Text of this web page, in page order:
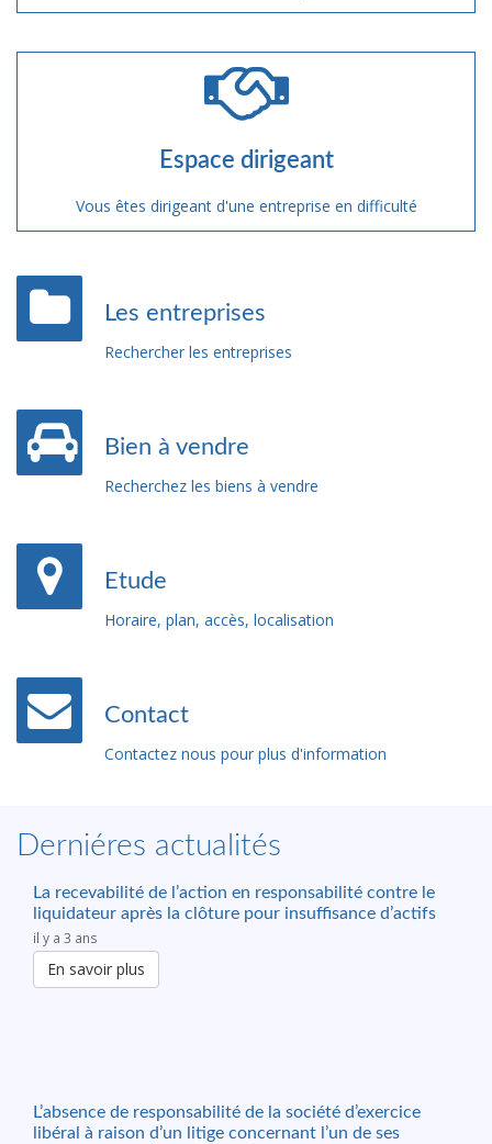
Espace dirigeant
Vous êtes dirigeant d'une entreprise en difficulté
Les entreprises
Rechercher les entreprises
Bien à vendre
Recherchez les biens à vendre
Etude
Horaire, plan, accès, localisation
Contact
Contactez nous pour plus d'information
Derniéres actualités
La recevabilité de l’action en responsabilité contre le
liquidateur après la clôture pour insuffisance d’actifs
il y a 3 ans
En savoir plus
L’absence de responsabilité de la société d’exercice
libéral à raison d’un litige concernant l’un de ses